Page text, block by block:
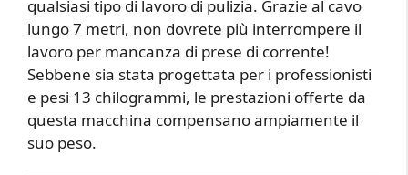
qualsiasi tipo di lavoro di pulizia. Grazie al cavo
lungo 7 metri, non dovrete più interrompere il
lavoro per mancanza di prese di corrente!
Sebbene sia stata progettata per i professionisti
e pesi 13 chilogrammi, le prestazioni offerte da
questa macchina compensano ampiamente il
suo peso.